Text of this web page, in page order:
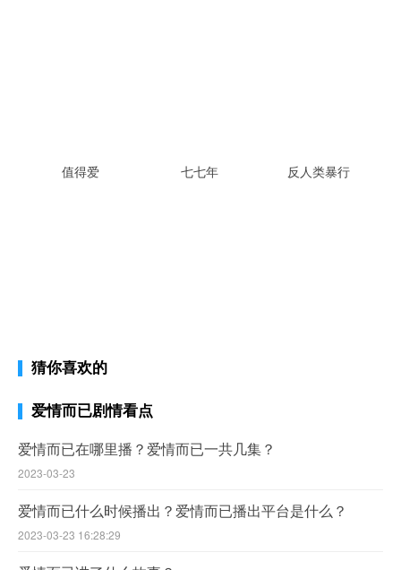
值得爱 七七年 反人类暴行
猜你喜欢的
爱情而已剧情看点
爱情而已在哪里播？爱情而已一共几集？
2023-03-23
爱情而已什么时候播出？爱情而已播出平台是什么？
2023-03-23 16:28:29